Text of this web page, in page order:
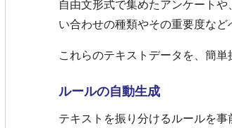
自由文形式で集めたアンケート
い合わせの種類やその重要度な
これらのテキストデータを、簡
ルールの自動生成
テキストを振り分けるルールを